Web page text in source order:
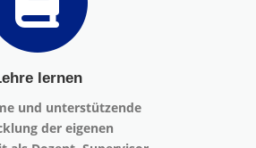
lernen
und unterstützende
der eigenen